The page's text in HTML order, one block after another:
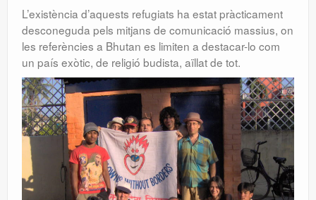
L’existència d’aquests refugiats ha estat pràcticament
desconeguda pels mitjans de comunicació massius, on
les referències a Bhutan es limiten a destacar-lo com
un país exòtic, de religió budista, aïllat de tot.